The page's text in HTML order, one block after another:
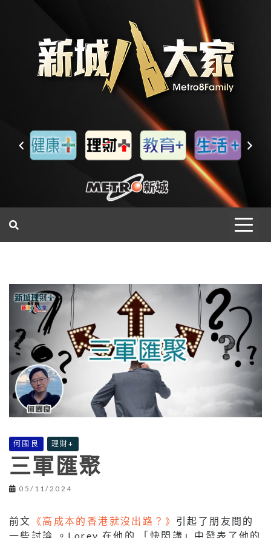
何國良 理財+
三軍匯聚
05/11/2024
前文 《高成本的香港就沒出路？》 引起了朋友間的
一些討論 。Lorey 在他的 「快閃講」中發表了他的